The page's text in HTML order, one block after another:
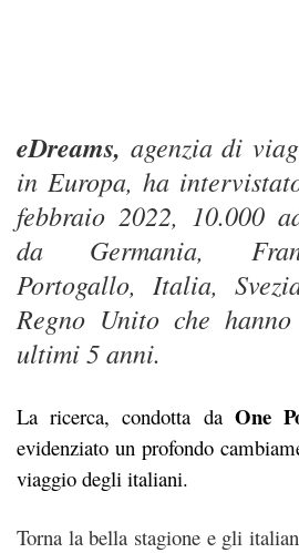
eDreams, agenzia di
in Europa, ha
febbraio 2022, 10.000
da Germania,
Portogallo, Italia,
Regno Unito che
ultimi 5 anni.
La ricerca, condotta da One
evidenziato un profondo
viaggio degli italiani.
Torna la bella stagione e gli